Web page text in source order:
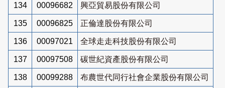
134 00096682 興亞貿易股份有限公司
135 00096825 正倫達股份有限公司
136 00097021 全球走走科技股份有限公司
137 00097508 碳世紀資產股份有限公司
138 00099288 布農世代同行社會企業股份有限公司